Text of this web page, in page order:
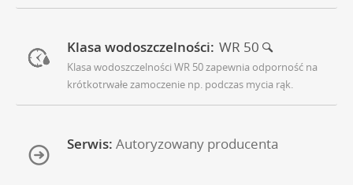
Klasa wodoszczelności: WR 50
Klasa wodoszczelności WR 50 zapewnia odporność na
krótkotrwałe zamoczenie np. podczas mycia rąk.
Serwis: Autoryzowany producenta